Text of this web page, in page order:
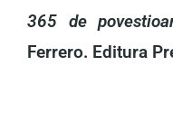
365 de
Ferrero. Editura